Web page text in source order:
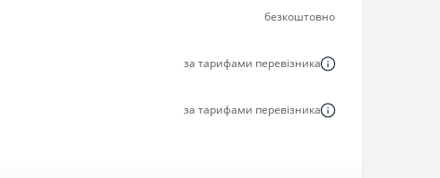
безкоштовно
за тарифами перевізника
за тарифами перевізника